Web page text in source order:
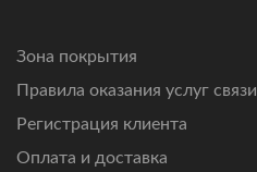
Зона покрытия
Правила оказания услуг связи
Регистрация клиента
Оплата и доставка